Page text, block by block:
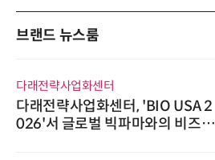
브랜드 뉴스룸
다래전략사업화센터
다래전략사업화센터, 'BIO USA 2
026'서 글로벌 빅파마와의 비즈니